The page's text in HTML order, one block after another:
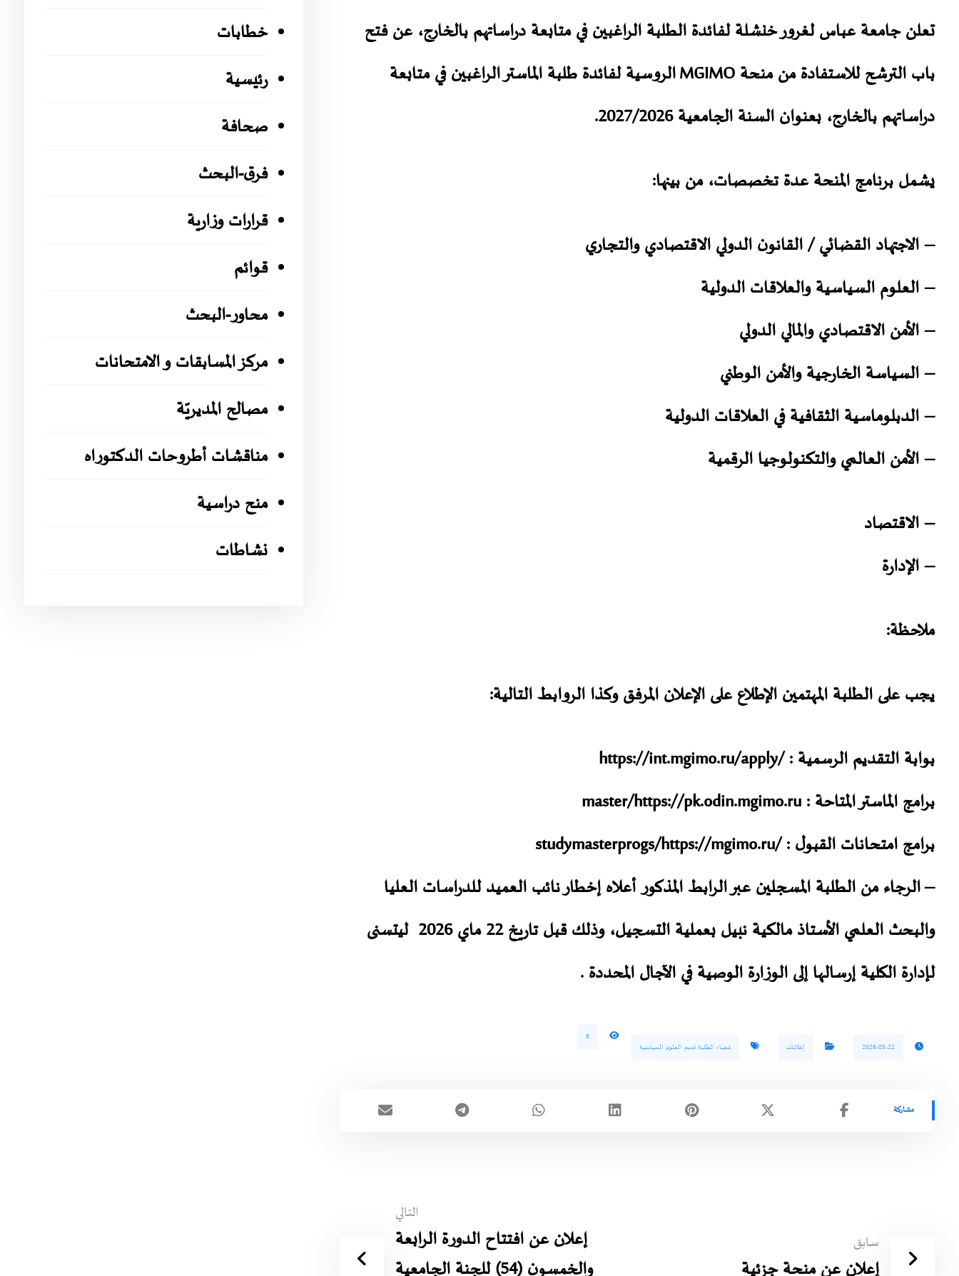
تعلن جامعة عباس لغرور خنشلة لفائدة الطلبة الراغبين في متابعة دراساتهم بالخارج، عن فتح
باب الترشح للاستفادة من منحة MGIMOالروسية لفائدة طلبة الماستر الراغبين في متابعة
دراساتهم بالخارج، بعنوان السنة الجامعية 2027/2026.
يشمل برنامج المنحة عدة تخصصات، من بينها:
–الاجتهاد القضائي / القانون الدولي الاقتصادي والتجاري
–العلوم السياسية والعلاقات الدولية
–الأمن الاقتصادي والمالي الدولي
–السياسة الخارجية والأمن الوطني
–الدبلوماسية الثقافية في العلاقات الدولية
–الأمن العالمي والتكنولوجيا الرقمية
–الاقتصاد
–الإدارة
ملاحظة:
يجب على الطلبة المهتمين الإطلاع على الإعلان المرفق وكذا الروابط التالية:
بوابة التقديم الرسمية : /https://int.mgimo.ru/apply
برامج الماستر المتاحة :https://pk.odin.mgimo.ru
/
master
برامج امتحانات القبول : /https://mgimo.ru
/
studymasterprogs
– الرجاء من الطلبة المسجلين عبر الرابط المذكور أعلاه إخطار نائب العميد للدراسات العليا
والبحث العلمي الأستاذ مالكية نبيل بعملية التسجيل، وذلك قبل تاريخ22ماي 2026
ليتسنى
لإدارة الكليةإرسالها إلى الوزارة الوصية في الآجال المحددة .
2026-05-22 إعلانات فضاء الطلبة قسم العلوم السياسية
8
سابق
إعلان عن منحة جزئية
التالي
إعلان عن افتتاح الدورة الرابعة
والخمسون (54) للجنة الجامعية
خطابات
رئيسية
صحافة
فرق-البحث
قرارات وزارية
قوائم
محاور-البحث
مركز المسابقات و الامتحانات
مصالح المديريّة
مناقشات أطروحات الدكتوراه
منح دراسية
نشاطات